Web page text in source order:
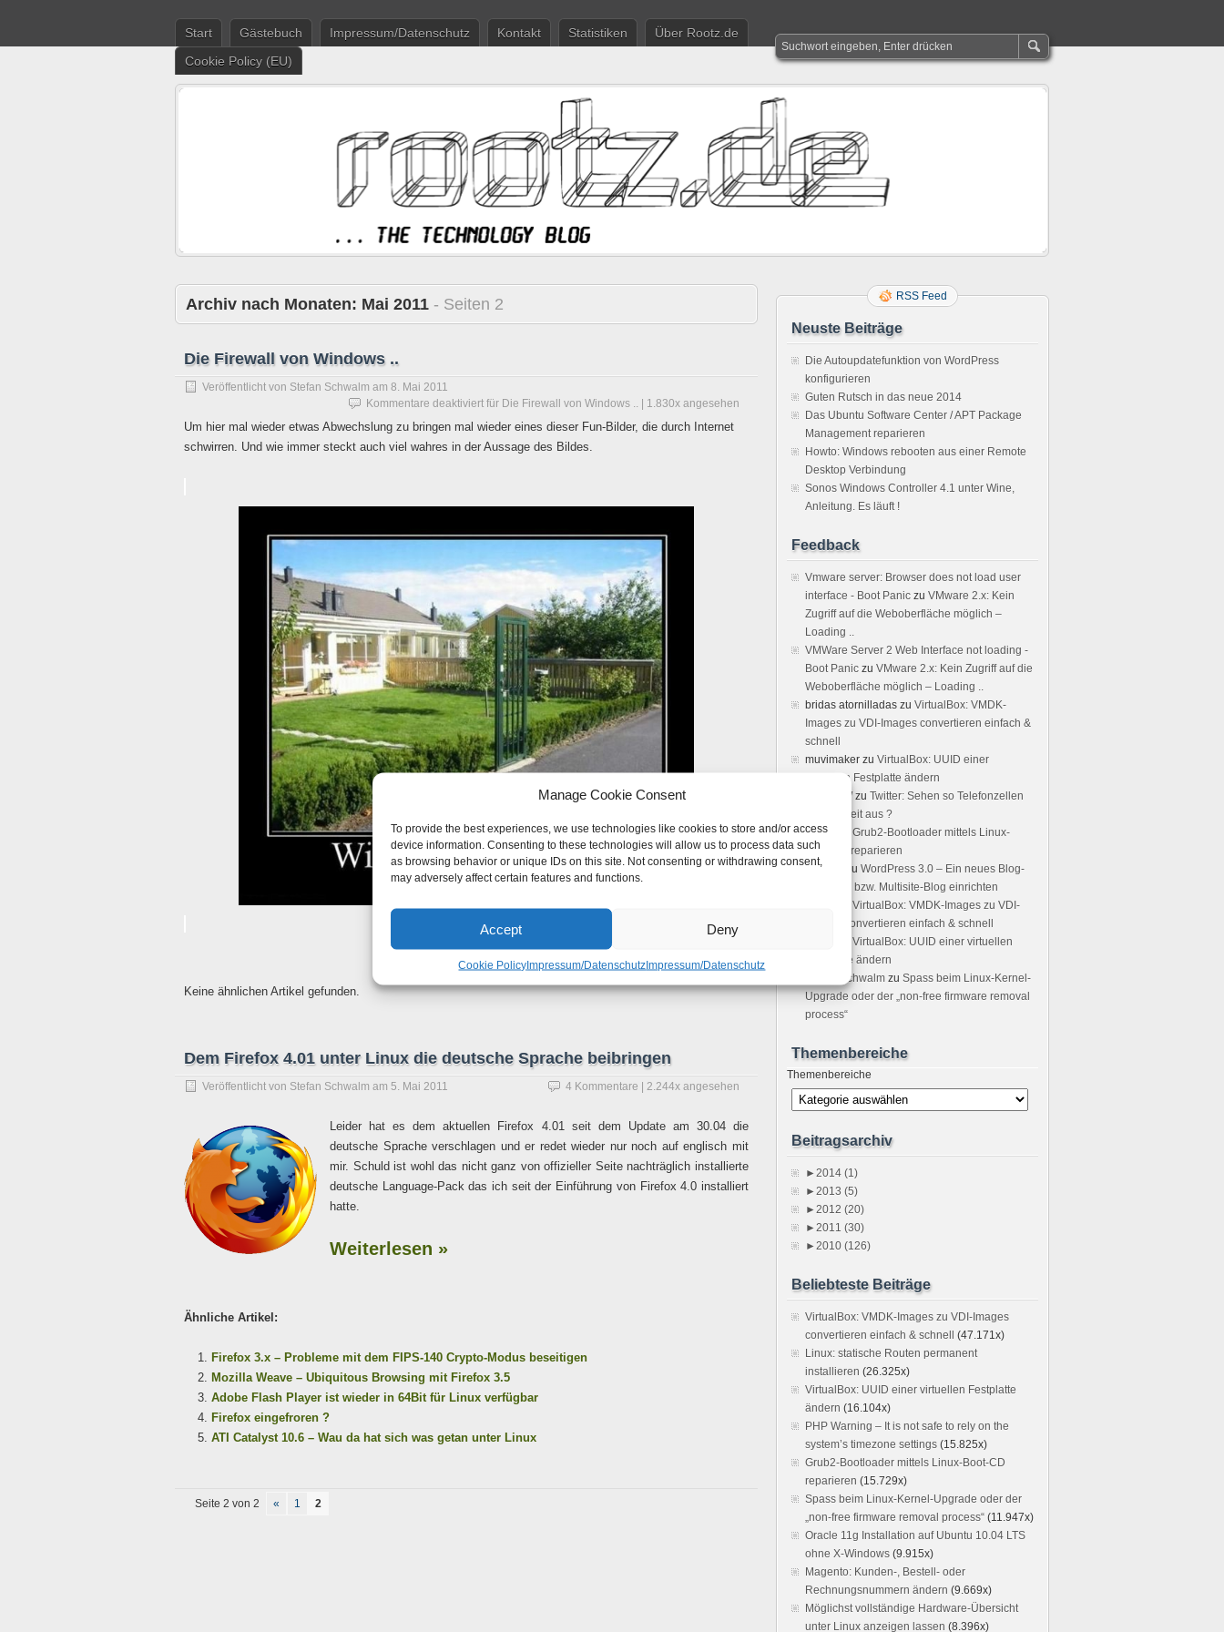
Manage Cookie Consent
To provide the best experiences, we use technologies like cookies to store and/or access
device information. Consenting to these technologies will allow us to process data such
as browsing behavior or unique IDs on this site. Not consenting or withdrawing consent,
may adversely affect certain features and functions.
Accept Deny
Cookie PolicyImpressum/DatenschutzImpressum/Datenschutz
Start Gästebuch Impressum/Datenschutz Kontakt Statistiken
Über Rootz.de
Cookie Policy (EU)
Archiv nach Monaten: Mai 2011 - Seiten 2
Die Firewall von Windows ..
Veröffentlicht von Stefan Schwalm am 8. Mai 2011
Kommentare deaktiviert für Die Firewall von Windows .. | 1.830x angesehen
Um hier mal wieder etwas Abwechslung zu bringen mal wieder eines dieser Fun-Bilder, die durch Internet
schwirren. Und wie immer steckt auch viel wahres in der Aussage des Bildes.
Keine ähnlichen Artikel gefunden.
Dem Firefox 4.01 unter Linux die deutsche Sprache beibringen
Veröffentlicht von Stefan Schwalm am 5. Mai 2011 4 Kommentare | 2.244x angesehen
Leider hat es dem aktuellen Firefox 4.01 seit dem Update am 30.04 die
deutsche Sprache verschlagen und er redet wieder nur noch auf englisch mit
mir. Schuld ist wohl das nicht ganz von offizieller Seite nachträglich installierte
deutsche Language-Pack das ich seit der Einführung von Firefox 4.0 installiert
hatte.
Weiterlesen »
Ähnliche Artikel:
Firefox 3.x – Probleme mit dem FIPS-140 Crypto-Modus beseitigen
Mozilla Weave – Ubiquitous Browsing mit Firefox 3.5
Adobe Flash Player ist wieder in 64Bit für Linux verfügbar
Firefox eingefroren ?
ATI Catalyst 10.6 – Wau da hat sich was getan unter Linux
Seite 2 von 2 « 1 2
RSS Feed
Neuste Beiträge
Die Autoupdatefunktion von WordPress
konfigurieren
Guten Rutsch in das neue 2014
Das Ubuntu Software Center / APT Package
Management reparieren
Howto: Windows rebooten aus einer Remote
Desktop Verbindung
Sonos Windows Controller 4.1 unter Wine,
Anleitung. Es läuft !
Feedback
Vmware server: Browser does not load user
interface - Boot Panic zu VMware 2.x: Kein
Zugriff auf die Weboberfläche möglich –
Loading ..
VMWare Server 2 Web Interface not loading -
Boot Panic zu VMware 2.x: Kein Zugriff auf die
Weboberfläche möglich – Loading ..
bridas atornilladas zu VirtualBox: VMDK-
Images zu VDI-Images convertieren einfach &
schnell
muvimaker zu VirtualBox: UUID einer
virtuellen Festplatte ändern
Kerstin W zu Twitter: Sehen so Telefonzellen
der Neuzeit aus ?
micha
Grub2-Bootloader mittels Linux-
Boot-CD reparieren
Hosting
zu WordPress 3.0 – Ein neues Blog-
Netzwerk bzw. Multisite-Blog einrichten
VirtualBox: VMDK-Images zu VDI-
Images convertieren einfach & schnell
VirtualBox: UUID einer virtuellen
Festplatte ändern
Stefan Schwalm zu Spass beim Linux-Kernel-
Upgrade oder der „non-free firmware removal
process“
Themenbereiche
Themenbereiche
Beitragsarchiv
►2014 (1)
►2013 (5)
►2012 (20)
►2011 (30)
►2010 (126)
Beliebteste Beiträge
VirtualBox: VMDK-Images zu VDI-Images
convertieren einfach & schnell
(47.171x)
Linux: statische Routen permanent
installieren (26.325x)
VirtualBox: UUID einer virtuellen Festplatte
ändern (16.104x)
PHP Warning – It is not safe to rely on the
system’s timezone settings (15.825x)
Grub2-Bootloader mittels Linux-Boot-CD
reparieren (15.729x)
Spass beim Linux-Kernel-Upgrade oder der
„non-free firmware removal process“ (11.947x)
Oracle 11g Installation auf Ubuntu 10.04 LTS
ohne X-Windows (9.915x)
Magento: Kunden-, Bestell- oder
Rechnungsnummern ändern (9.669x)
Möglichst vollständige Hardware-Übersicht
unter Linux anzeigen lassen (8.396x)